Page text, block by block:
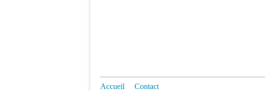
Accueil Contact